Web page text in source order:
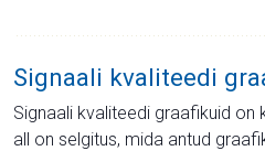
Signaali kvaliteedi
Signaali kvaliteedi graafikuid
all on selgitus, mida antud